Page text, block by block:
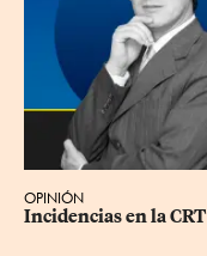
OPINIÓN
Incidencias en la CRT